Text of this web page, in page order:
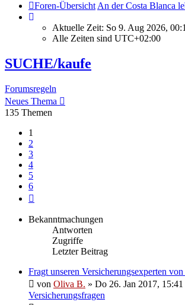
Foren-Übersicht An der Costa Blanca
Aktuelle Zeit: So 9. Aug 2026,
Alle Zeiten sind UTC+02:00
SUCHE/kaufe
Forumsregeln
Neues Thema
135 Themen
1
2
3
4
5
6
Bekanntmachungen
Antworten
Zugriffe
Letzter Beitrag
Fragt unseren Versicherungsexperten
von Oliva B. » Do 26. Jan 2017, 15:41
Versicherungsfragen